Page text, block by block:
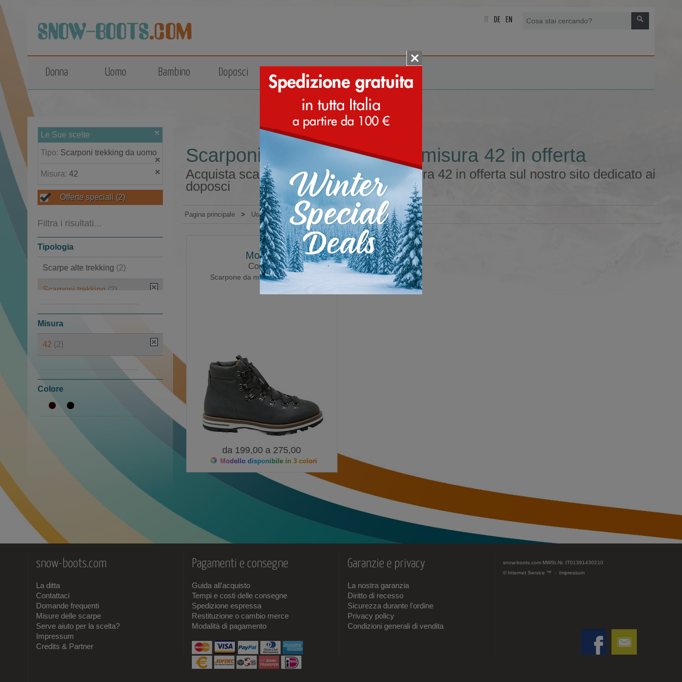
top
DE EN
Donna Uomo Bambino Doposci Accessori
Le Sue scelte
Tipo: Scarponi trekking da uomo
Misura: 42
Offerte speciali (2)
Filtra i risultati...
Tipologia
Scarpe alte trekking (2)
Scarponi trekking (2)
Misura
42 (2)
Colore
Scarponi trekking da uomo misura 42 in offerta
Acquista scarponi trekking da uomo misura 42 in offerta sul nostro sito dedicato ai
doposci
Pagina principale > Uomo > Scarponi montagna > Scarponi trekking
Monpiz
Cortina
Scarpone da montagna classico
da 199,00 a 275,00
Modello disponibile in 3 colori
snow-boots.com
La ditta
Contattaci
Domande frequenti
Misure delle scarpe
Serve aiuto per la scelta?
Impressum
Credits & Partner
Pagamenti e consegne
Guida all'acquisto
Tempi e costi delle consegne
Spedizione espressa
Restituzione o cambio merce
Modalità di pagamento
Garanzie e privacy
La nostra garanzia
Diritto di recesso
Sicurezza durante l'ordine
Privacy policy
Condizioni generali di vendita
snow-boots.com MWSt.Nr. IT01391430210
© Internet Service ™ - Impressum